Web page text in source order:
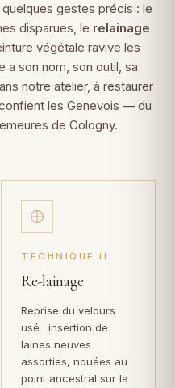
gestes précis : le
disparues, le relainage
végétale ravive les
a son nom, son outil, sa
notre atelier, à restaurer
les Genevois — du
de Cologny.
TECHNIQUE II
Re-lainage
Reprise du velours
usé : insertion de
laines neuves
assorties, nouées au
point ancestral sur la